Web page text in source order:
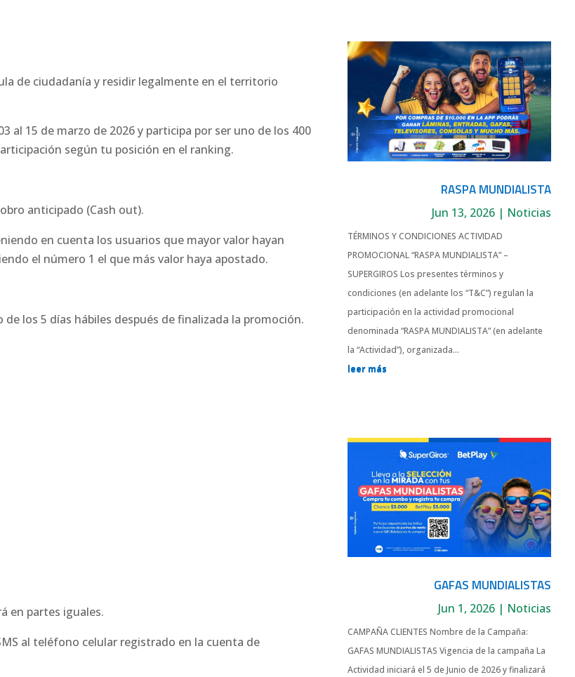
de ciudadanía y residir legalmente en el territorio
al 15 de marzo de 2026 y participa por ser uno de los 400
según tu posición en el ranking.
anticipado (Cash out).
en cuenta los usuarios que mayor valor hayan
el número 1 el que más valor haya apostado.
los 5 días hábiles después de finalizada la promoción.
en partes iguales.
al teléfono celular registrado en la cuenta de
RASPA MUNDIALISTA
Jun 13, 2026 | Noticias
TÉRMINOS Y CONDICIONES ACTIVIDAD
PROMOCIONAL “RASPA MUNDIALISTA” –
SUPERGIROS Los presentes términos y
condiciones (en adelante los “T&C”) regulan la
participación en la actividad promocional
denominada “RASPA MUNDIALISTA” (en adelante
la “Actividad”), organizada...
leer más
GAFAS MUNDIALISTAS
Jun 1, 2026 | Noticias
CAMPAÑA CLIENTES Nombre de la Campaña:
GAFAS MUNDIALISTAS Vigencia de la campaña La
Actividad iniciará el 5 de Junio de 2026 y finalizará